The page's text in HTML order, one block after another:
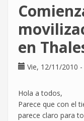
:
en
HP
en
Vie, 12/11/2010 -
Hola a todos,
Parece que con el
parece claro para